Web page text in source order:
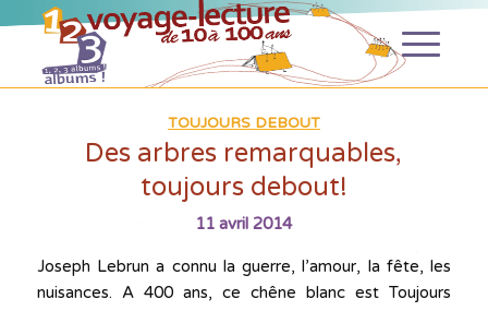
TOUJOURS DEBOUT
Des arbres remarquables,
toujours debout!
11 avril 2014
Joseph Lebrun a connu la guerre, l’amour, la fête, les
nuisances. A 400 ans, ce chêne blanc estToujours